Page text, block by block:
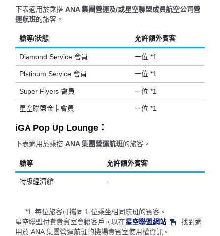
下表適用於乘搭 ANA 集團營運及/或星空聯盟成員航空公司營
運航班的旅客。
艙等/狀態 允許額外賓客
Diamond Service 會員 一位 *1
Platinum Service 會員 一位 *1
Super Flyers 會員 一位 *1
星空聯盟金卡會員 一位 *1
iGA Pop Up Lounge：
下表適用於乘搭 ANA 集團營運航班的旅客。
艙等 允許額外賓客
特級經濟艙 -
*1.
每位旅客可攜同 1 位乘坐相同航班的賓客。
星空聯盟付費貴賓室會籍客戶可以在星空聯盟網站
找到適
用於 ANA 集團營運航班的機場貴賓室使用權資訊。